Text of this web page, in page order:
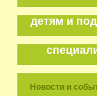
детям и
Новости и